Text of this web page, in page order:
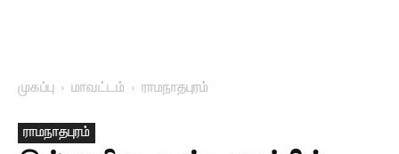
முகப்பு மாவட்டம் ராமநாதபுரம்
ராமநாதபுரம்